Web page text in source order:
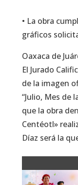
• La obra
gráficos
Oaxaca de
El Jurado
de la imagen
“Julio, Mes de
que la obra
Centéotl»
Díaz será la